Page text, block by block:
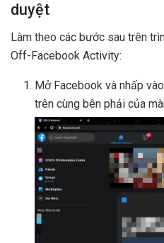
duyệt
Làm theo các bước sau trên
Off-Facebook Activity:
Mở Facebook và nhấp
trên cùng bên phải của